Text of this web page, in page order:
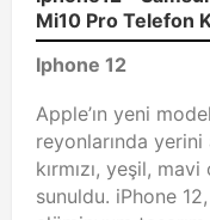
Mi10 Pro Telefon
Iphone 12
Apple’ın yeni
reyonlarında yerini
kırmızı, yeşil,
sunuldu. iPhone